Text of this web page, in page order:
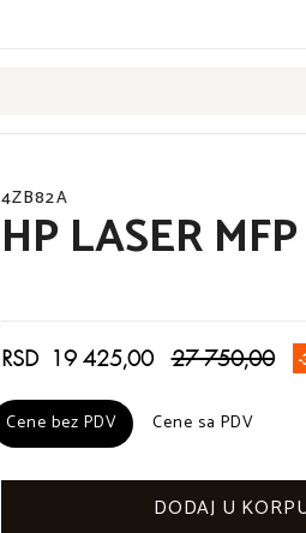
4ZB82A
HP LASER
RSD 19 425,0027 750,00
Cene bez PDV Cene sa PDV
Cene bez PDV Cene sa PDV